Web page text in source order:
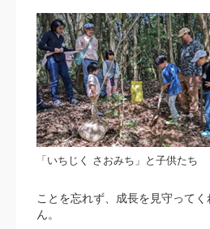
「いちじく さおみち」と子供たち
ことを忘れず、成長を見守って
ん。